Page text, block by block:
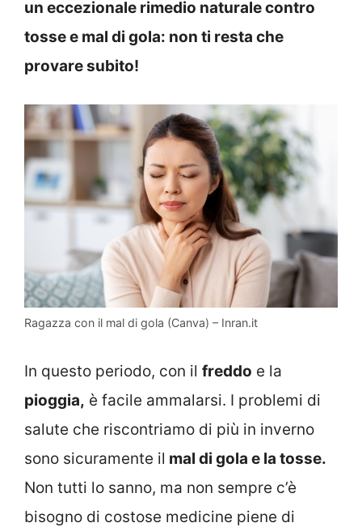
un eccezionale rimedio naturale contro
tosse e mal di gola: non ti resta che
provare subito!
Ragazza con il mal di gola (Canva) – Inran.it
In questo periodo, con il freddo e la
pioggia, è facile ammalarsi. I problemi di
salute che riscontriamo di più in inverno
sono sicuramente il mal di gola e la tosse.
Non tutti lo sanno, ma non sempre c’è
bisogno di costose medicine piene di